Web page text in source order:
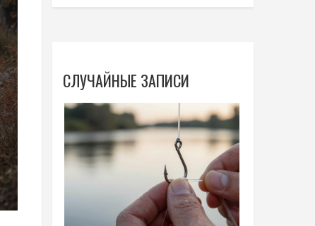
СЛУЧАЙНЫЕ ЗАПИСИ